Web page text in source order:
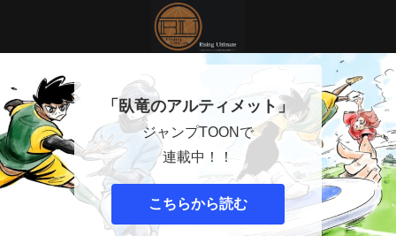
「臥竜のアルティメット」
ジャンプTOONで
連載中！！
こちらから読む